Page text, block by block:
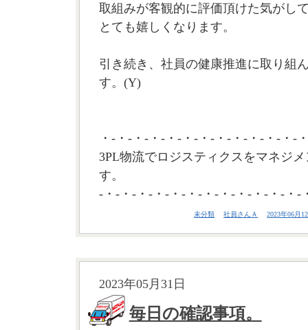
取組みが客観的に評価頂けた気がし
とても嬉しくなります。
引き続き、社員の健康推進に取り組
す。(Y)
・-・-・-・-・-・-・-・-・-・-・-・-
3PL物流でロジスティクスをマネジ
す。
-・-・-・-・-・-・-・-・-・-・-・-・-
未分類 社員さんＡ 2023年06月
2023年05月31日
毎日の確認事項。